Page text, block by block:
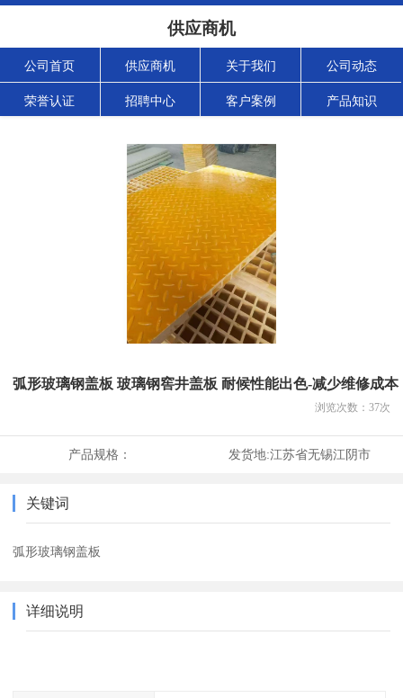
供应商机
公司首页 供应商机 关于我们 公司动态
荣誉认证 招聘中心 客户案例 产品知识
弧形玻璃钢盖板 玻璃钢窖井盖板 耐候性能出色-减少维修成本
浏览次数： 37次
产品规格： 发货地:江苏省无锡江阴市
关键词
弧形玻璃钢盖板
详细说明